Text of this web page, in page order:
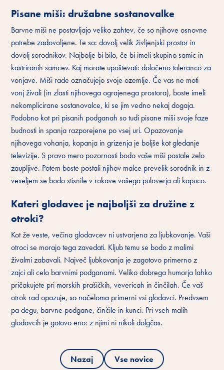
Pisane miši: družabne sostanovalke
Barvne miši ne postavljajo veliko zahtev, če so njihove osnovne
potrebe zadovoljene. Te so: dovolj velik življenjski prostor in
dovolj sorodnikov. Najbolje bi bilo, če bi imeli skupino samic in
kastriranih samcev. Kaj morate upoštevati: določeno toleranco za
vonjave. Miši rade označujejo svoje ozemlje. Če vas ne moti
vonj živali (in zlasti njihovega ograjenega prostora), boste imeli
nekomplicirane sostanovalce, ki se jim vedno nekaj dogaja.
Podobno kot pri pisanih podganah so tudi pisane miši svoje faze
budnosti in spanja razporejene po vsej uri. Opazovanje
njihovega vohanja, kopanja in grizenja je boljše kot gledanje
televizije. S pravo mero pozornosti bodo vaše miši postale zelo
zaupljive. Potem boste postali njihov malce prevelik sorodnik in z
veseljem se bodo stisnile v rokave vašega puloverja ali kapuco.
Kateri glodavec je najboljši za družine z
otroki?
Kot že veste, večina glodavcev ni ustvarjena za ljubkovanje. Vaši
otroci se morajo tega zavedati. Kljub temu se bodo z malimi
živalmi zabavali. Največ ljubkovanja je zagotovo primerno z
zajci ali celo barvnimi podganami. Veliko dobrega humorja lahko
pričakujete pri morskih prašičkih, vevericah in činčilah. Če vaš
otrok rad opazuje, so načeloma primerni vsi glodavci. Predvsem
pa degu, barvne podgane, činčile in kunci. Pri vseh malih
glodavcih je gotovo eno: z njimi ni nikoli dolgčas.
Nazaj Vse novice